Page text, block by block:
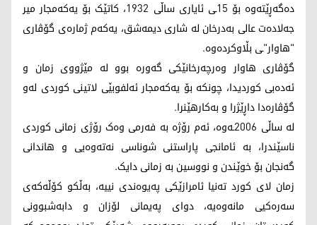
دەگەڕێتەوە بۆ 15ـی ئایاری ساڵی 1932، کاتێک بۆ یەکەمجار میر
جەلادەت عالی بەدرخان لە شاری دیمەشق، یەکەم ژمارەی گۆڤاری
"هاوار"ـی بڵاوکردەوە.
گۆڤاری هاوار وەرچەرخانێکی گەورە بوو لە مێژووی زمان و
ئەدەبی کوردیدا، چونکە بۆ یەکەمجار ئەلفوبێی لاتینی کوردی لەو
گۆڤارەدا داڕێژرا و بەکارهێنرا.
لە ساڵی 2006ـەوە، ئەم رۆژە بە فەرمی وەک رۆژی زمانی کوردی
ناسێندرا، بە ئامانجی پاراستنی شوناسی نەتەوەیی و هاندانی
گەنجان بۆ خوێندن و نووسین بە زمانی دایک.
زمان لای کورد تەنیا ئامرازێکی پەیوەندی نییە، بەڵکو کۆڵەکەی
سەرەکیی مانەوەیە، دوای پەیمانی لۆزان و دابەشبوونی